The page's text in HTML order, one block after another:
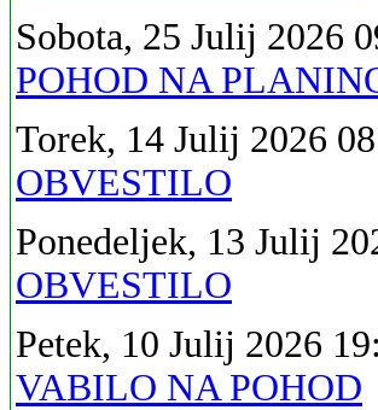
Sobota, 25 Julij 2026
POHOD NA
Torek, 14 Julij 2026
OBVESTILO
Ponedeljek, 13 Julij
OBVESTILO
Petek, 10 Julij 2026
VABILO NA POHOD